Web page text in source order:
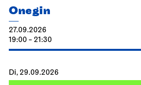
Onegin
27.09.2026
19:00 - 21:30
Di, 29.09.2026